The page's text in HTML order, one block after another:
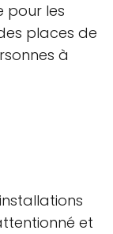
pour les
places de
à
et